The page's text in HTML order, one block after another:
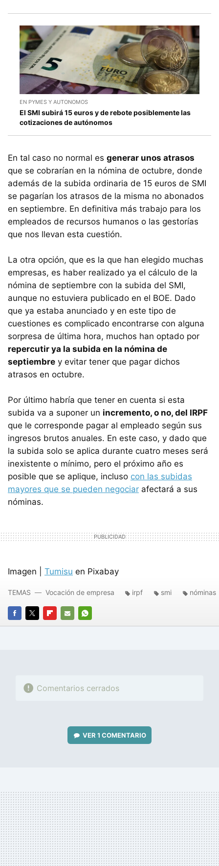
EN PYMES Y AUTONOMOS
El SMI subirá 15 euros y de rebote posiblemente las
cotizaciones de autónomos
En tal caso no normal es generar unos atrasos
que se cobrarían en la nómina de octubre, donde
además de la subida ordinaria de 15 euros de SMI
se pagarían los atrasos de la misma no abonados
en septiembre. En definitiva más trabajo para los
empleados de recursos humanos o las gestorías
que nos llevan esta cuestión.
La otra opción, que es la que han elegido muchas
empresas, es haber realizado ya el cálculo de la
nómina de septiembre con la subida del SMI,
aunque no estuviera publicado en el BOE. Dado
que ya estaba anunciado y en este tipo de
cuestiones es complicado encontrarse con alguna
sorpresa de última hora, muchos han optado por
repercutir ya la subida en la nómina de
septiembre y evitar tener que pagar dichos
atrasos en octubre.
Por último habría que tener en cuenta si esta
subida va a suponer un incremento, o no, del IRPF
que le corresponde pagar al empleado según sus
ingresos brutos anuales. En este caso, y dado que
la subida solo se aplica durante cuatro meses será
inexistente o mínimo, pero el próximo año es
posible que se aplique, incluso con las subidas
mayores que se pueden negociar afectará a sus
nóminas.
Imagen | Tumisu en Pixabay
FACEBOOK
TWITTERFLIPBOARD
E-
WHATSAPP
TEMAS Vocación de empresa irpf smi nóminas
Comentarios cerrados
VER 1 COMENTARIO